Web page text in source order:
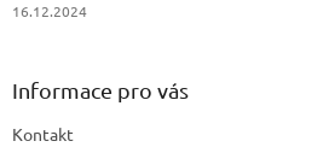
16.12.2024
Informace pro vás
Kontakt